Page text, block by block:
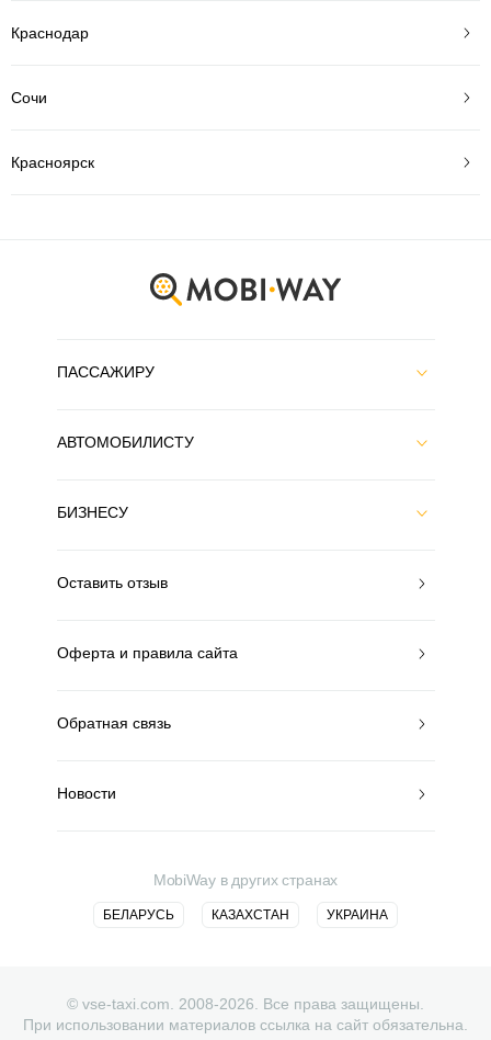
Краснодар
Сочи
Красноярск
ПАССАЖИРУ
АВТОМОБИЛИСТУ
БИЗНЕСУ
Оставить отзыв
Оферта и правила сайта
Обратная связь
Новости
MobiWay в других странах
БЕЛАРУСЬ КАЗАХСТАН УКРАИНА
© vse-taxi.com. 2008-2026. Все права защищены.
При использовании материалов ссылка на сайт обязательна.